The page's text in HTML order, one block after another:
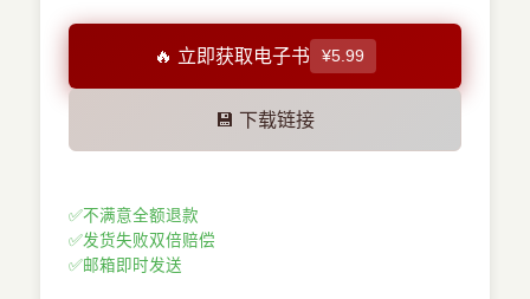
🔥 立即获取电子书 ¥5.99
💾 下载链接
✅不满意全额退款
✅发货失败双倍赔偿
✅邮箱即时发送